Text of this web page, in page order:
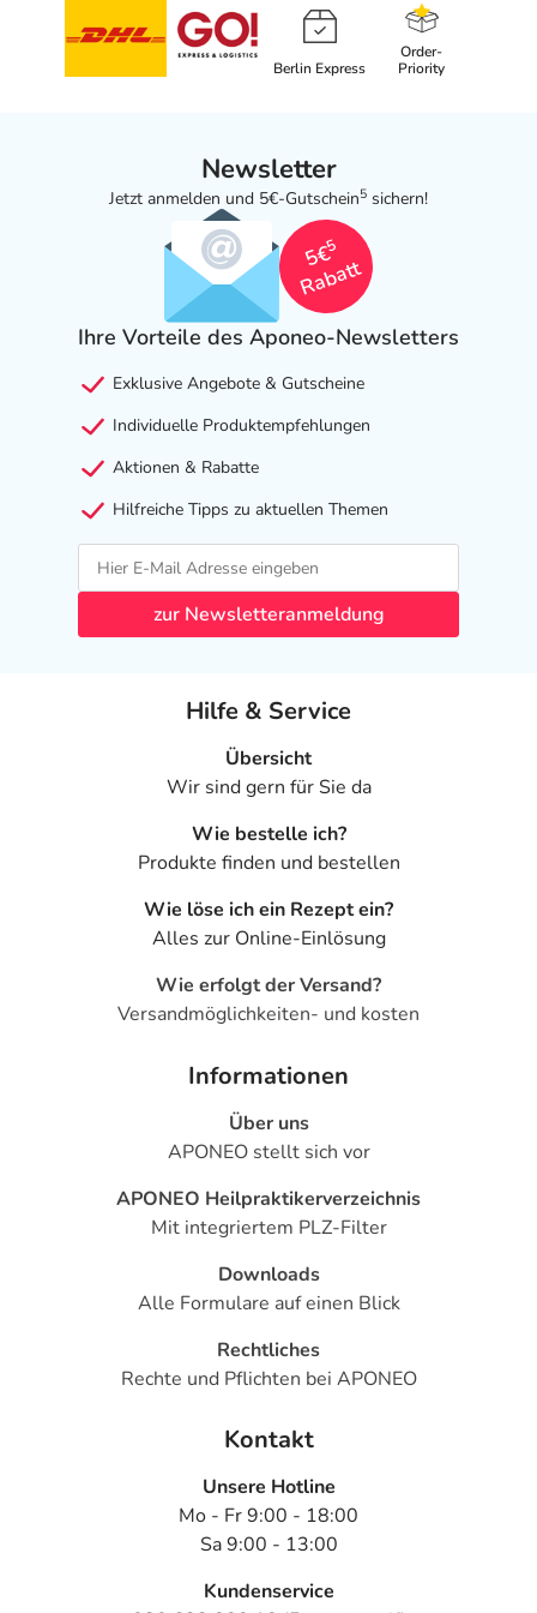
Blutkörperchen (Neutropenie)
- Verminderte Zahl an Blutplättchen (Thrombozytopenie)
- Blutarmut (Anämie)
- Schilddrüsenunterfunktion (Hypothyreose)
- Appetitlosigkeit
- Schwindelgefühl
- Geschmacksverzerrung (Dysgeusie)
- Fehlendes Geschmacksempfinden (Ageusie)
- Bluthochdruck
- Kurzatmigkeit (Dyspnoe)
- Husten
- Entzündung der Mundschleimhaut (Stomatitis)
- Entzündung der Mundschleimhaut mit Bläschen
- Bauchschmerzen
- Unterleibsschmerzen
- Schmerzen im Oberbauch
- Verdauungsbeschwerden
- Gelbfärbung der Haut
- Störung der Hautfärbung (Pigmentstörung)
Füßen (Hand-Fuß-Syndrom)
- Hautausschlag
(psoriasisform Dermatitis)
- Schuppen bildender Hautausschlag (exfoliativer
- Rötlicher (erythematöser) Hautausschlag
- Bläschenförmiger Hautausschlag
- Hautausschlag am ganzen Körper (generalisierter
- Fleckiger Hautausschlag (makulöser Hautauschlag)
- Fleckig-knotiger Hautausschlag (makulopapulöser
- Knotiger Hautausschlag (Papulöser Hautauschlag)
- Immunbedingter Hautausschlag mit Juckreiz
- Änderung der Haarfarbe
- Trockene Haut (Xerodermie)
- Schleimhautentzündung
- Kraftlosigkeit bzw. Schwäche
Berlin Express
Order-
Priority
Newsletter
Jetzt anmelden und 5€-Gutschein5 sichern!
5€
5
Rabatt
Ihre Vorteile des Aponeo-Newsletters
Exklusive Angebote & Gutscheine
Individuelle Produktempfehlungen
Aktionen & Rabatte
Hilfreiche Tipps zu aktuellen Themen
zur Newsletteranmeldung
Hilfe & Service
Übersicht
Wir sind gern für Sie da
Wie bestelle ich?
Produkte finden und bestellen
Wie löse ich ein Rezept ein?
Alles zur Online-Einlösung
Wie erfolgt der Versand?
Versandmöglichkeiten- und kosten
Informationen
Über uns
APONEO stellt sich vor
APONEO Heilpraktikerverzeichnis
Mit integriertem PLZ-Filter
Downloads
Alle Formulare auf einen Blick
Rechtliches
Rechte und Pflichten bei APONEO
Kontakt
Unsere Hotline
Mo - Fr 9:00 - 18:00
Sa 9:00 - 13:00
Kundenservice